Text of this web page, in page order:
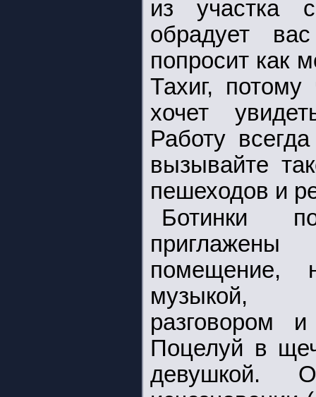
из участка
обрадует
попросит как
Тахиг,
хочет
Работу
вызывайте
пешеходов и
Ботинки
помещение,
музыкой,
разговором
Поцелуй в
девушкой.